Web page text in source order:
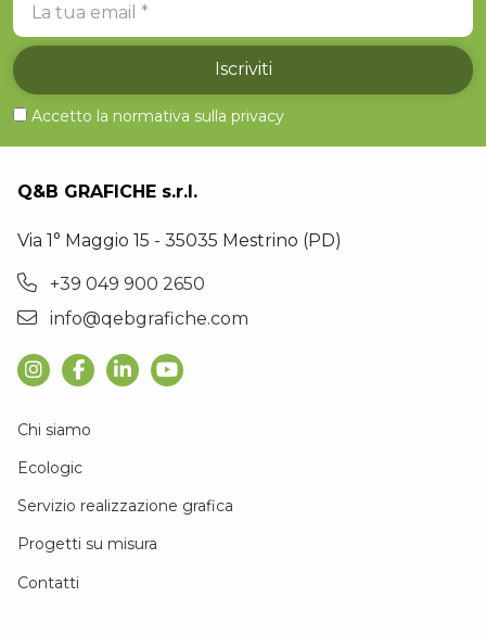
La tua email
Iscriviti
Accetto la normativa sulla privacy
Q&B GRAFICHE s.r.l.
Via 1° Maggio 15 - 35035 Mestrino (PD)
+39 049 900 2650
info@qebgrafiche.com
Chi siamo
Ecologic
Servizio realizzazione grafica
Progetti su misura
Contatti